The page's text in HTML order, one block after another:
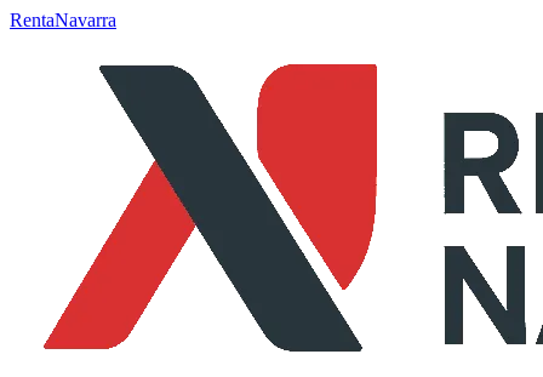
RentaNavarra